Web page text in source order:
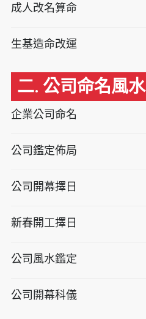
成人改名算命
生基造命改運
二. 公司命名風水
企業公司命名
公司鑑定佈局
公司開幕擇日
新春開工擇日
公司風水鑑定
公司開幕科儀